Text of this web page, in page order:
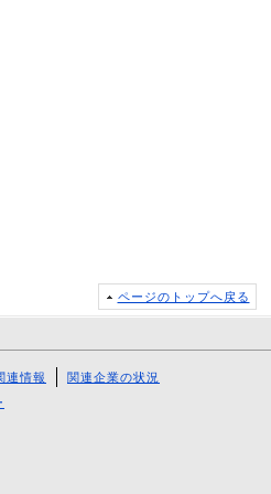
ページのトップへ戻る
連情報
関連企業の状況